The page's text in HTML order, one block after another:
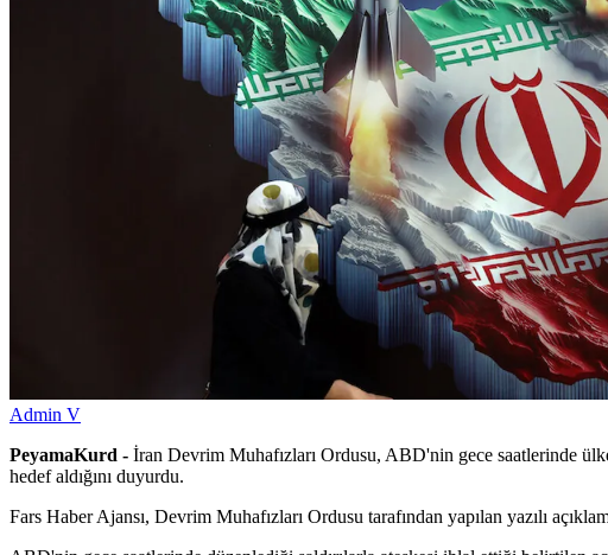
Admin V
PeyamaKurd - İran Devrim Muhafızları Ordusu, ABD'nin gece saatlerinde
hedef aldığını duyurdu.
Fars Haber Ajansı, Devrim Muhafızları Ordusu tarafından yapılan yazılı